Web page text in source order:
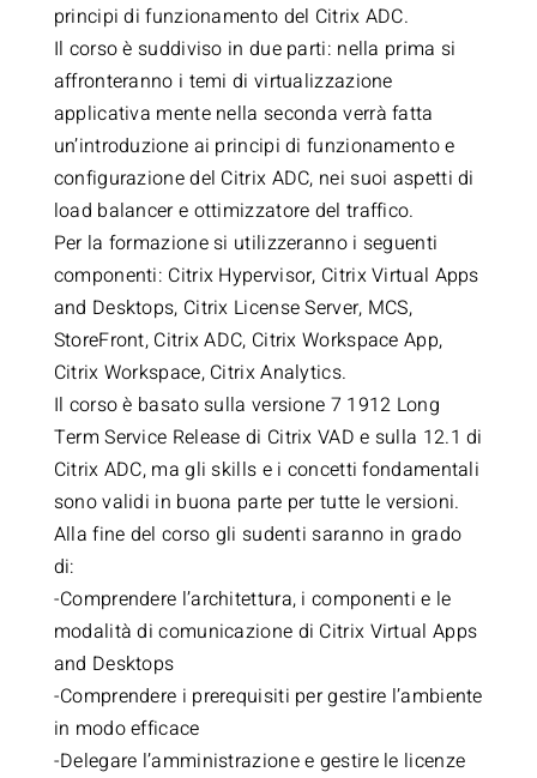
principi di funzionamento del Citrix ADC.
Il corso è suddiviso in due parti: nella prima si
affronteranno i temi di virtualizzazione
applicativa mente nella seconda verrà fatta
un’introduzione ai principi di funzionamento e
configurazione del Citrix ADC, nei suoi aspetti di
load balancer e ottimizzatore del traffico.
Per la formazione si utilizzeranno i seguenti
componenti: Citrix Hypervisor, Citrix Virtual Apps
and Desktops, Citrix License Server, MCS,
StoreFront, Citrix ADC, Citrix Workspace App,
Citrix Workspace, Citrix Analytics.
Il corso è basato sulla versione 7 1912 Long
Term Service Release di Citrix VAD e sulla 12.1 di
Citrix ADC, ma gli skills e i concetti fondamentali
sono validi in buona parte per tutte le versioni.
Alla fine del corso gli sudenti saranno in grado
di:
-Comprendere l’architettura, i componenti e le
modalità di comunicazione di Citrix Virtual Apps
and Desktops
-Comprendere i prerequisiti per gestire l’ambiente
in modo efficace
-Delegare l’amministrazione e gestire le licenze